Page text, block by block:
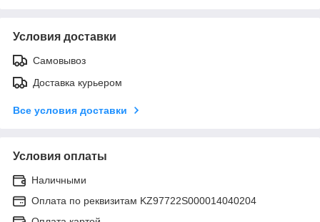
Условия доставки
Самовывоз
Доставка курьером
Все условия доставки
Условия оплаты
Наличными
Оплата по реквизитам KZ97722S000014040204